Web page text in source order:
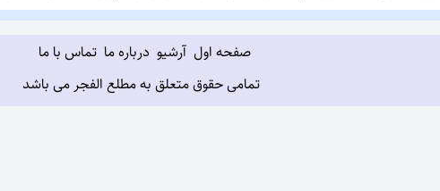
صفحه اول آرشیو درباره ما تماس با ما
تمامی حقوق متعلق به مطلع الفجر می باشد